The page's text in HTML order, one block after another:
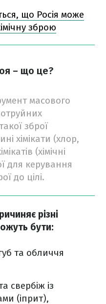
що Росія може
зброю
– що це?
масового
зброї
хімікати (хлор,
(хімічні
для керування
до цілі.
різні
бути:
та обличчя
свербіж із
(іприт),